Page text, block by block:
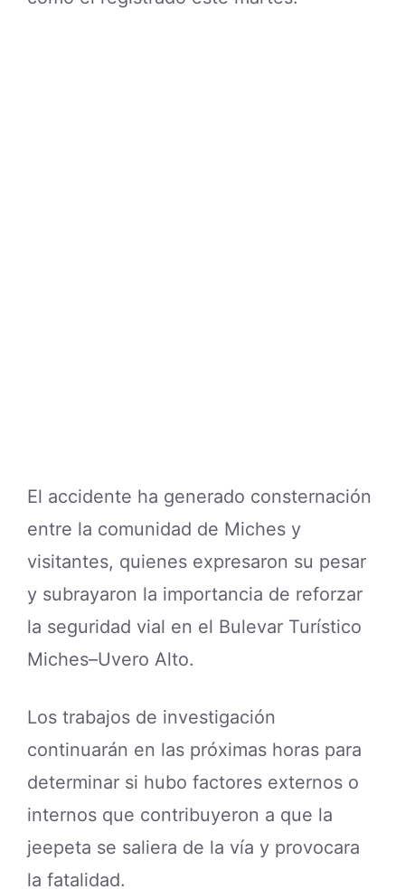
El accidente ha generado consternación
entre la comunidad de Miches y
visitantes, quienes expresaron su pesar
y subrayaron la importancia de reforzar
la seguridad vial en el Bulevar Turístico
Miches–Uvero Alto.
Los trabajos de investigación
continuarán en las próximas horas para
determinar si hubo factores externos o
internos que contribuyeron a que la
jeepeta se saliera de la vía y provocara
la fatalidad.